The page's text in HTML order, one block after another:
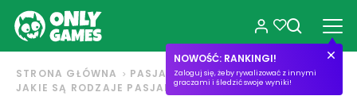
NOWOŚĆ: RANKINGI!
Zaloguj się, żeby rywalizować z innymi
graczami i śledzić swoje wyniki!
STRONA GŁÓWNA
PASJANS
JAKIE SĄ RODZAJE PASJANSÓW?